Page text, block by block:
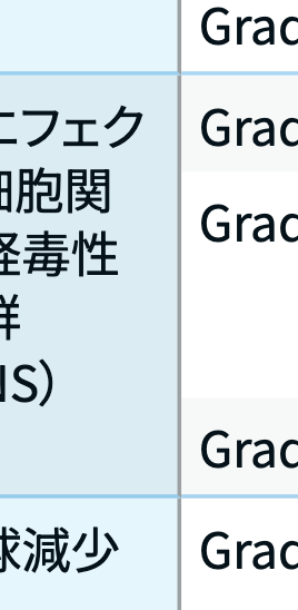
ヵ月
％
た有害事象
1–2で3は1％)
1–2
27％ vs 62％
12％
: 54％ vs 80％
3次治療